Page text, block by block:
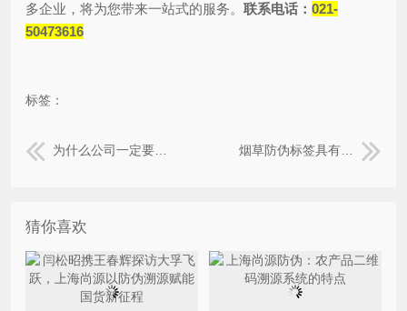
多企业，将为您带来一站式的服务。 联系电话： 021-
50473616
标签：
为什么公司一定要做防伪标签？ 烟草防伪标签具有哪些特点？
猜你喜欢